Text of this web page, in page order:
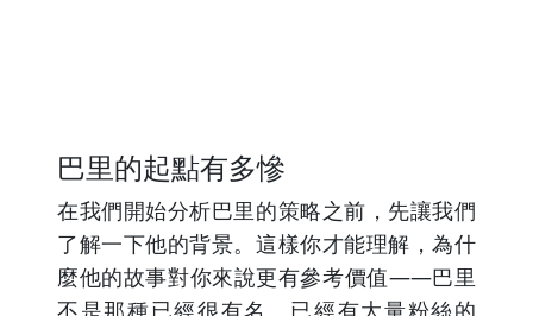
巴里的起點有多慘
在我們開始分析巴里的策略之前，先讓我們
了解一下他的背景。這樣你才能理解，為什
麼他的故事對你來說更有參考價值——巴里
不是那種已經很有名、已經有大量粉絲的